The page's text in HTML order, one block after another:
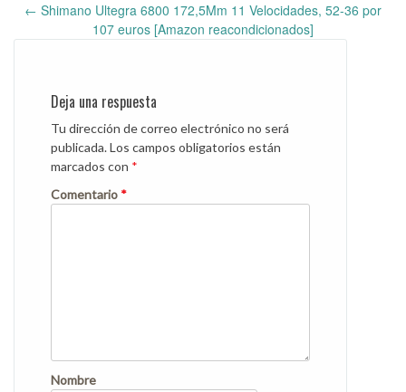
navigation
← Shimano Ultegra 6800 172,5Mm 11 Velocidades, 52-36 por
107 euros [Amazon reacondicionados]
Deja una respuesta
Tu dirección de correo electrónico no será
publicada.Los campos obligatorios están
marcados con *
Comentario *
Nombre